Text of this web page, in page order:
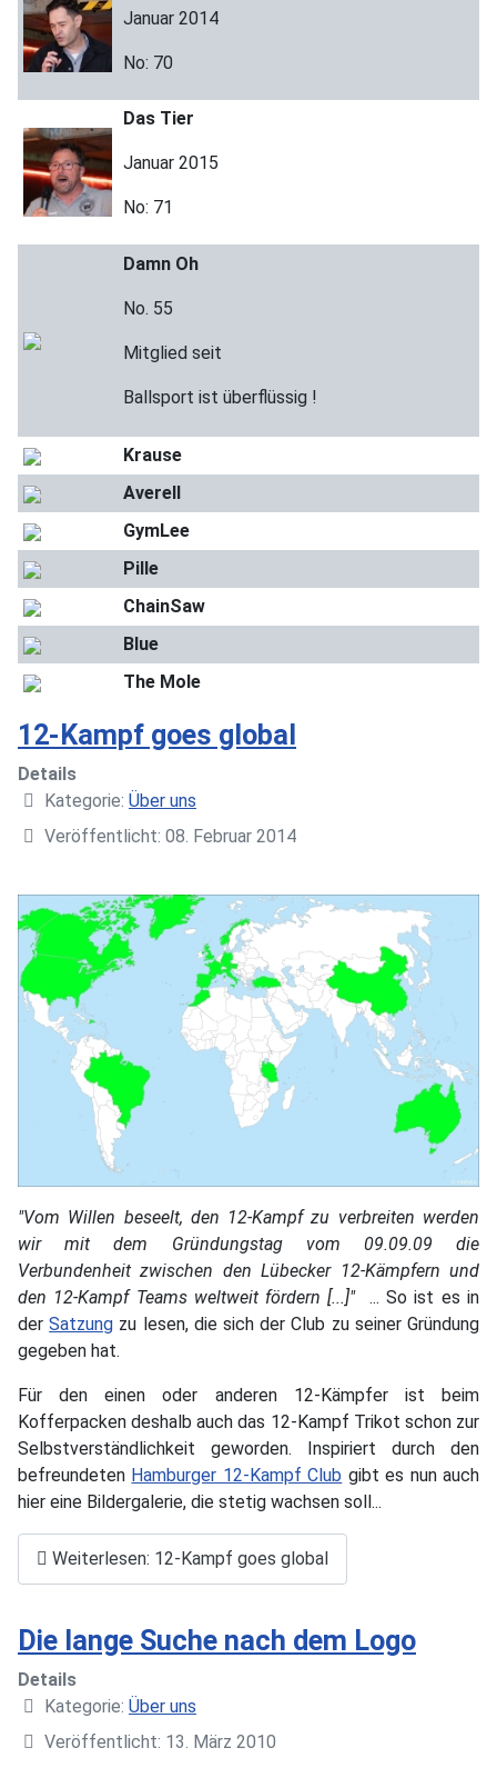
Januar 2014
No: 70
Das Tier
Januar 2015
No: 71
Damn Oh
No. 55
Mitglied seit
Ballsport ist überflüssig !
Krause
Averell
GymLee
Pille
ChainSaw
Blue
The Mole
12-Kampf goes global
Details
Kategorie: Über uns
Veröffentlicht: 08. Februar 2014
"Vom Willen beseelt, den 12-Kampf zu verbreiten werden
wir mit dem Gründungstag vom 09.09.09 die
Verbundenheit zwischen den Lübecker 12-Kämpfern und
den 12-Kampf Teams weltweit fördern [...]"... So ist es in
derSatzung zu lesen, die sich der Club zu seiner Gründung
gegeben hat.
Für den einen oder anderen 12-Kämpfer ist beim
Kofferpacken deshalb auch das 12-Kampf Trikot schon zur
Selbstverständlichkeit geworden. Inspiriert durch den
befreundeten Hamburger 12-Kampf Club gibt es nun auch
hier eine Bildergalerie, die stetig wachsen soll...
Weiterlesen: 12-Kampf goes global
Die lange Suche nach dem Logo
Details
Kategorie: Über uns
Veröffentlicht: 13. März 2010